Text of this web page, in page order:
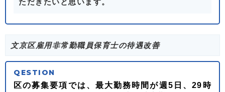
ただきたいと思います。
文京区雇用非常勤職員保育士の待遇改善
区の募集要項では、最大勤務時間が週5日、29時